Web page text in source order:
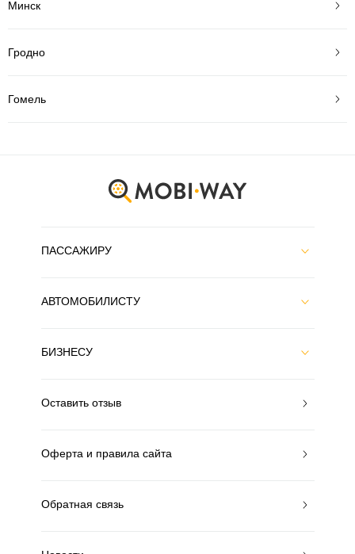
Минск
Гродно
Гомель
ПАССАЖИРУ
АВТОМОБИЛИСТУ
БИЗНЕСУ
Оставить отзыв
Оферта и правила сайта
Обратная связь